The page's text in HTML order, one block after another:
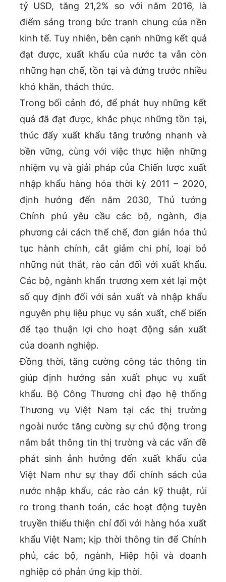
tỷ USD, tăng 21,2% so với năm 2016, là
điểm sáng trong bức tranh chung của nền
kinh tế. Tuy nhiên, bên cạnh những kết quả
đạt được, xuất khẩu của nước ta vẫn còn
những hạn chế, tồn tại và đứng trước nhiều
khó khăn, thách thức.
Trong bối cảnh đó, để phát huy những kết
quả đã đạt được, khắc phục những tồn tại,
thúc đẩy xuất khẩu tăng trưởng nhanh và
bền vững, cùng với việc thực hiện những
nhiệm vụ và giải pháp của Chiến lược xuất
nhập khẩu hàng hóa thời kỳ 2011 – 2020,
định hướng đến năm 2030, Thủ tướng
Chính phủ yêu cầu các bộ, ngành, địa
phương cải cách thể chế, đơn giản hóa thủ
tục hành chính, cắt giảm chi phí, loại bỏ
những nút thắt, rào cản đối với xuất khẩu.
Các bộ, ngành khẩn trương xem xét lại một
số quy định đối với sản xuất và nhập khẩu
nguyên phụ liệu phục vụ sản xuất, chế biến
để tạo thuận lợi cho hoạt động sản xuất
của doanh nghiệp.
Đồng thời, tăng cường công tác thông tin
giúp định hướng sản xuất phục vụ xuất
khẩu. Bộ Công Thương chỉ đạo hệ thống
Thương vụ Việt Nam tại các thị trường
ngoài nước tăng cường sự chủ động trong
nắm bắt thông tin thị trường và các vấn đề
phát sinh ảnh hưởng đến xuất khẩu của
Việt Nam như sự thay đổi chính sách của
nước nhập khẩu, các rào cản kỹ thuật, rủi
ro trong thanh toán, các hoạt động tuyên
truyền thiếu thiện chí đối với hàng hóa xuất
khẩu Việt Nam; kịp thời thông tin để Chính
phủ, các bộ, ngành, Hiệp hội và doanh
nghiệp có phản ứng kịp thời.